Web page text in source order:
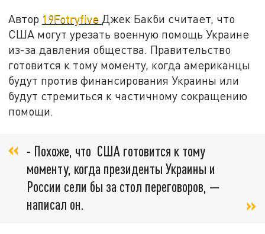
Автор 19Fotryfive Джек Бакби считает, что
США могут урезать военную помощь Украине
из-за давления общества. Правительство
готовится к тому моменту, когда американцы
будут против финансирования Украины или
будут стремиться к частичному сокращению
помощи.
- Похоже, что США готовится к тому
моменту, когда президенты Украины и
России сели бы за стол переговоров, —
написал он.